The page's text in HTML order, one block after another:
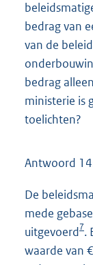
bedrag van
van de
bedrag
ministerie is
toelichten?
Antwoord
De
mede
uitgevoerd7.
waarde van